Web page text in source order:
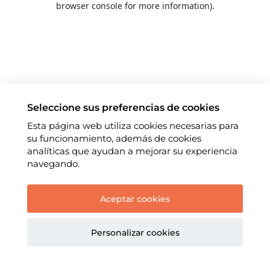
browser console for more information).
Seleccione sus preferencias de cookies
Esta página web utiliza cookies necesarias para
su funcionamiento, además de cookies
analíticas que ayudan a mejorar su experiencia
navegando.
Aceptar cookies
Personalizar cookies